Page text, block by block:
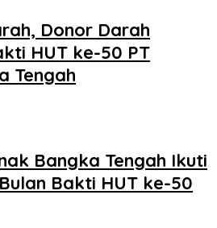
Donor Darah
HUT ke-50 PT
Tengah
Bangka Tengah Ikuti
Bakti HUT ke-50